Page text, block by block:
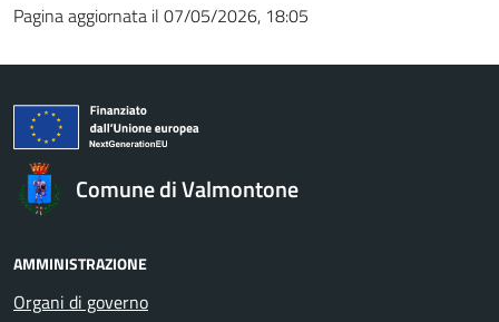
Pagina aggiornata il 07/05/2026, 18:05
Comune di Valmontone
AMMINISTRAZIONE
Organi di governo